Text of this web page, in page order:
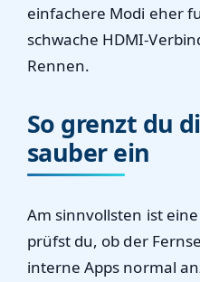
einfachere Modi eher
schwache HDMI-
Rennen.
So grenzt du
sauber ein
Am sinnvollsten ist
prüfst du, ob der
interne Apps normal